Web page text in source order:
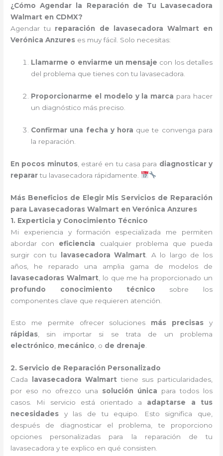
¿Cómo Agendar la Reparación de Tu Lavasecadora
Walmart en CDMX?
Agendar tu reparación de lavasecadora Walmart en
Verónica Anzures es muy fácil. Solo necesitas:
Llamarme o enviarme un mensaje con los detalles
del problema que tienes con tu lavasecadora.
Proporcionarme el modelo y la marca para hacer
un diagnóstico más preciso.
Confirmar una fecha y hora que te convenga para
la reparación.
En pocos minutos, estaré en tu casa para diagnosticar y
reparartu lavasecadora rápidamente.
Más Beneficios de Elegir Mis Servicios de Reparación
para Lavasecadoras Walmart en Verónica Anzures
1. Experticia y Conocimiento Técnico
Mi experiencia y formación especializada me permiten
abordar con eficiencia cualquier problema que pueda
surgir con tu lavasecadora Walmart . A lo largo de los
años, he reparado una amplia gama de modelos de
lavasecadoras Walmart , lo que me ha proporcionado un
profundo conocimiento técnico sobre los
componentes clave que requieren atención.
Esto me permite ofrecer soluciones más precisas y
rápidas, sin importar si se trata de un problema
electrónico, mecánico, o de drenaje.
2. Servicio de Reparación Personalizado
Cada
lavasecadora Walmart tiene sus particularidades,
por eso no ofrezco una solución única para todos los
casos. Mi servicio está orientado a adaptarse a tus
necesidades y las de tu equipo. Esto significa que,
después de diagnosticar el problema, te proporciono
opciones personalizadas para la reparación de tu
lavasecadora y te explico en qué consisten.